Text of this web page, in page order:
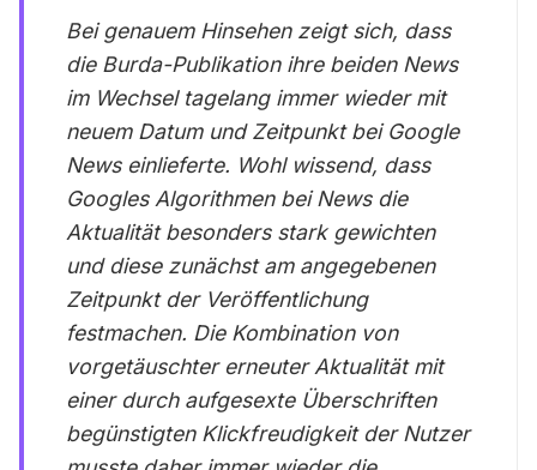
Bei genauem Hinsehen zeigt sich, dass
die Burda-Publikation ihre beiden News
im Wechsel tagelang immer wieder mit
neuem Datum und Zeitpunkt bei Google
News einlieferte. Wohl wissend, dass
Googles Algorithmen bei News die
Aktualität besonders stark gewichten
und diese zunächst am angegebenen
Zeitpunkt der Veröffentlichung
festmachen. Die Kombination von
vorgetäuschter erneuter Aktualität mit
einer durch aufgesexte Überschriften
begünstigten Klickfreudigkeit der Nutzer